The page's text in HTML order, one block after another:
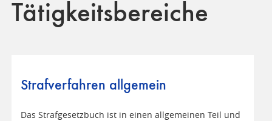
Tätigkeitsbereiche
Strafverfahren allgemein
Das Strafgesetzbuch ist in einen allgemeinen Teil und